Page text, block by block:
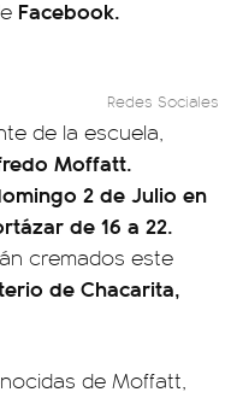
Facebook.
Redes Sociales
de la escuela,
Moffatt.
2 de Julio en
de 16 a 22.
cremados este
de Chacarita,
de Moffatt,